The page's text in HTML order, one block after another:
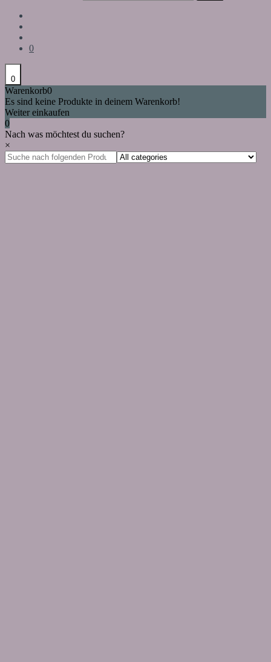
0
0
Warenkorb0
Es sind keine Produkte in deinem Warenkorb!
Weiter einkaufen
0
Nach was möchtest du suchen?
×